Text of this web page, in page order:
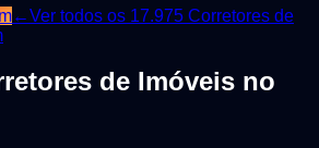
←Ver todos os 17.975 Corretores de
de Imóveis no